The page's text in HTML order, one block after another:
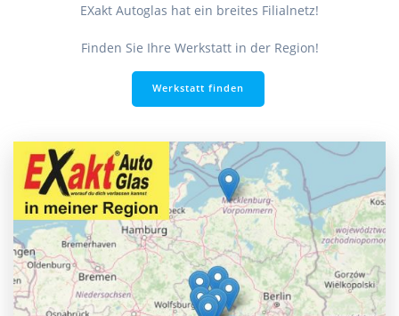
EXakt Autoglas hat ein breites Filialnetz!
Finden Sie Ihre Werkstatt in der Region!
Werkstatt finden